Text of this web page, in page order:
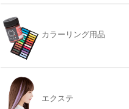
カラーリング用品
エクステ